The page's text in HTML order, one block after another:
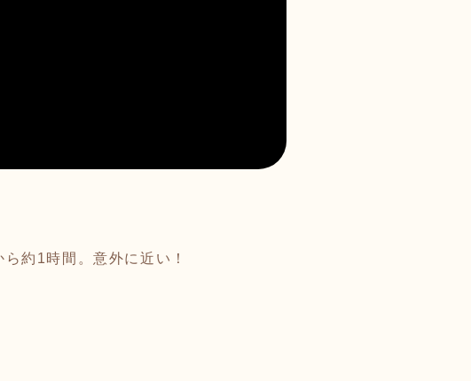
約1時間。意外に近い！